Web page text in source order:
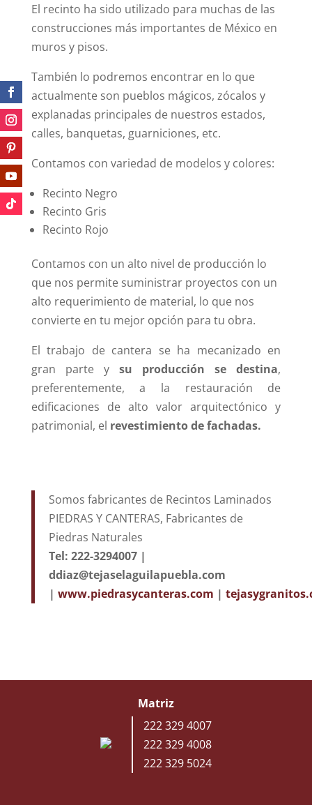
El recinto ha sido utilizado para muchas de las
construcciones más importantes de México en
muros y pisos.
También lo podremos encontrar en lo que
actualmente son pueblos mágicos, zócalos y
explanadas principales de nuestros estados,
calles, banquetas, guarniciones, etc.
Contamos con variedad de modelos y colores:
Recinto Negro
Recinto Gris
Recinto Rojo
Contamos con un alto nivel de producción lo
que nos permite suministrar proyectos con un
alto requerimiento de material, lo que nos
convierte en tu mejor opción para tu obra.
El trabajo de cantera se ha mecanizado en
gran parte y su producción se destina,
preferentemente, a la restauración de
edificaciones de alto valor arquitectónico y
patrimonial, el revestimiento de fachadas.
Somos fabricantes de Recintos Laminados
PIEDRAS Y CANTERAS, Fabricantes de
Piedras Naturales
Tel: 222-3294007 |
ddiaz@tejaselaguilapuebla.com
| www.piedrasycanteras.com |
Matriz
222 329 4007
222 329 4008
222 329 5024